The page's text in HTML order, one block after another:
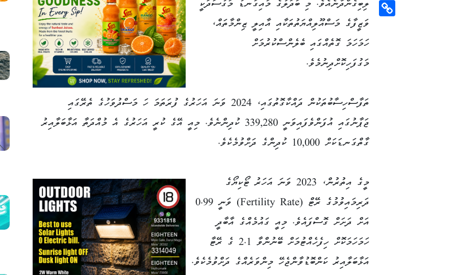
Email
Copy
Link
ލިބިގެންދާނެއެވެ. މި ބަދަލުގެ މައިގަނޑު މަގުސަދަކީ
ވަޒީފާގެ މަސްއޫލިއްޔަތުތަކާއި އާއިލީ ޒިންމާތައް،
ހަމަހަމަ ގޮތެއްގައި ބެލެންސްކުރުމަށް
މަގުފަހިކޮށްދިނުމެވެ.
ތަފާސްހިސާބުތަކުން ދައްކާގޮތުގައި، 2024 ވަނަ އަހަރުގެ ފުރަތަމަ ހަ މަސްދުވަހުގެ ތެރޭގައި
ޖަޕާނުގައި އުފަންވެފައިވަނީ 339,280 ކުދިންނެވެ. މިއީ އޭގެ ކުރީ އަހަރުގެ އެ މުއްދަތާ އަޅާބަލާއިރު
ގާތްގަނޑަކަށް 10,000 ކުދިންގެ ދަށްވުމެކެވެ.
މީގެ އިތުރުން، 2023 ވަނަ އަހަރު ޓޯކިޔޯގެ
ދަރިމައިވުމުގެ ރޭޓް (Fertility Rate) ވަނީ 0.99
އަށް ދަށަށް ގޮސްފައެވެ. މިއީ ގައުމެއްގެ އާބާދީ
ހަމަހަމަކޮށް ހިފެހެއްޓުމަށް ބޭނުންވާ 2.1 ގެ ރޭޓާ
އަޅާބަލާއިރު ކަންބޮޑުވާންޖެހޭ މިންވަރެއްގެ ދަށްވުމެކެވެ.